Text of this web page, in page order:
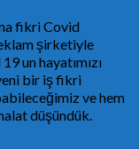
fikri Covid
şirketiyle
un hayatımızı
bir iş fikri
ve hem
düşündük.